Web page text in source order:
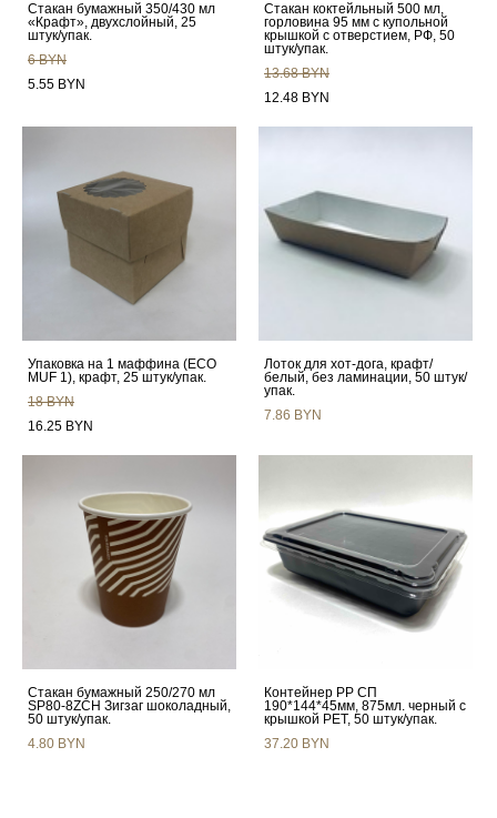
Стакан бумажный 350/430 мл
«Крафт», двухслойный, 25
штук/упак.
6 BYN
5.55 BYN
Стакан коктейльный 500 мл,
горловина 95 мм с купольной
крышкой с отверстием, РФ, 50
штук/упак.
13.68 BYN
12.48 BYN
Упаковка на 1 маффина (ECO
MUF 1), крафт, 25 штук/упак.
18 BYN
16.25 BYN
Лоток для хот-дога, крафт/
белый, без ламинации, 50 штук/
упак.
7.86 BYN
Стакан бумажный 250/270 мл
SP80-8ZCH Зигзаг шоколадный,
50 штук/упак.
4.80 BYN
Контейнер РР СП
190*144*45мм, 875мл. черный с
крышкой РЕТ, 50 штук/упак.
37.20 BYN